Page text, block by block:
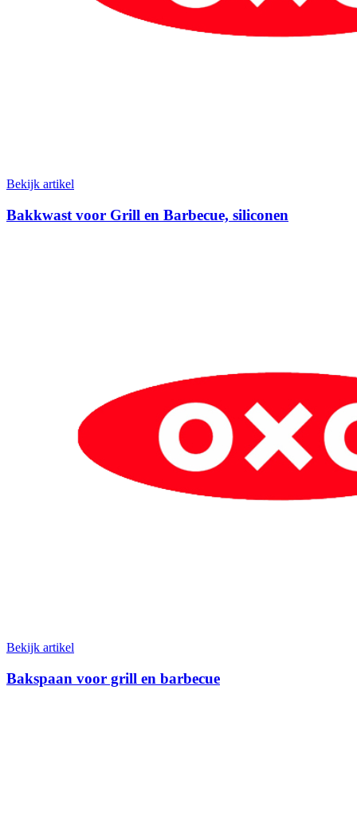
Bekijk artikel
Bakkwast voor Grill en Barbecue, siliconen
Bekijk artikel
Bakspaan voor grill en barbecue